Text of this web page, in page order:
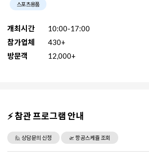
스포츠용품
개최시간
10:00-17:00
참가업체
430+
방문객
12,000+
⚡ 참관 프로그램 안내
🙋 상담문의 신청 🛫 항공스케쥴 조회